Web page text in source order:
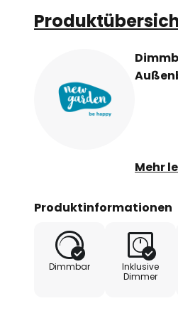
aus
USB-
Mehr
Produktinformationen
Dimmbar
Inklusive
Dimmer